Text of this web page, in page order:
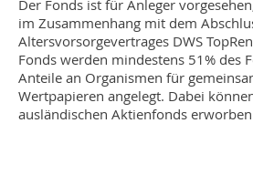
Der Fonds ist für Anleger
im Zusammenhang mit dem
Altersvorsorgevertrages DWS
Fonds werden mindestens 51% des
Anteile an Organismen für
Wertpapieren angelegt. Dabei
ausländischen Aktienfonds